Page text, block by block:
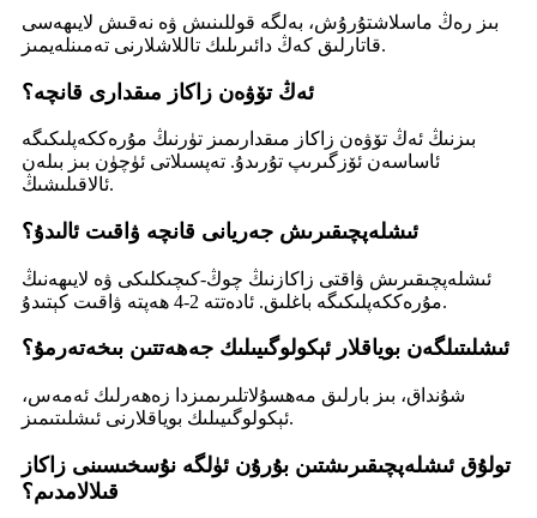
بىز رەڭ ماسلاشتۇرۇش، بەلگە قوللىنىش ۋە نەقىش لايىھەسى
قاتارلىق كەڭ دائىرىلىك تاللاشلارنى تەمىنلەيمىز.
ئەڭ تۆۋەن زاكاز مىقدارى قانچە؟
بىزنىڭ ئەڭ تۆۋەن زاكاز مىقدارىمىز تۈرنىڭ مۇرەككەپلىكىگە
ئاساسەن ئۆزگىرىپ تۇرىدۇ. تەپسىلاتى ئۈچۈن بىز بىلەن
ئالاقىلىشىڭ.
ئىشلەپچىقىرىش جەريانى قانچە ۋاقىت ئالىدۇ؟
ئىشلەپچىقىرىش ۋاقتى زاكازنىڭ چوڭ-كىچىكلىكى ۋە لايىھەنىڭ
مۇرەككەپلىكىگە باغلىق. ئادەتتە 2-4 ھەپتە ۋاقىت كېتىدۇ.
ئىشلىتىلگەن بوياقلار ئېكولوگىيىلىك جەھەتتىن بىخەتەرمۇ؟
شۇنداق، بىز بارلىق مەھسۇلاتلىرىمىزدا زەھەرلىك ئەمەس،
ئېكولوگىيىلىك بوياقلارنى ئىشلىتىمىز.
تولۇق ئىشلەپچىقىرىشتىن بۇرۇن ئۈلگە نۇسخىسىنى زاكاز
قىلالامدىم؟